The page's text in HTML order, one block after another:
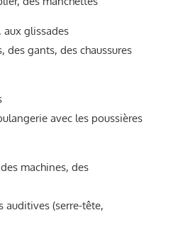
aux glissades
des gants, des chaussures
avec les poussières
machines, des
auditives (serre-tête,